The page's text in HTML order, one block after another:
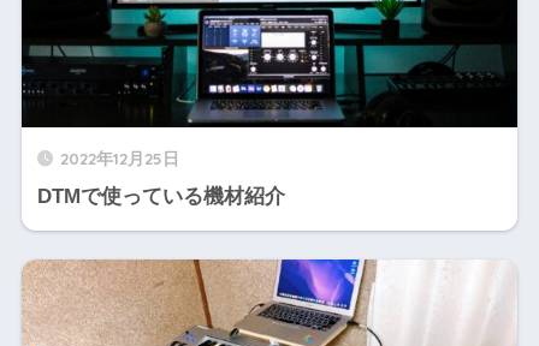
2022年12月25日
DTMで使っている機材紹介